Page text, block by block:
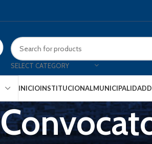
SELECT CATEGORY
INICIOINSTITUCIONALMUNICIPALIDAD